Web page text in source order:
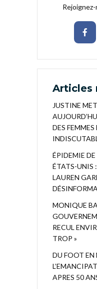
Articles
JUSTINE
DES FEMMES
ÉPIDEMIE
ÉTATS-UNIS
LAUREN
MONIQUE
RECUL
TROP »
DU FOOT
APRES 50